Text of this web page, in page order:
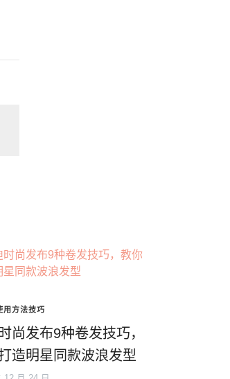
用方法技巧
尚发布9种卷发技巧，
造明星同款波浪发型